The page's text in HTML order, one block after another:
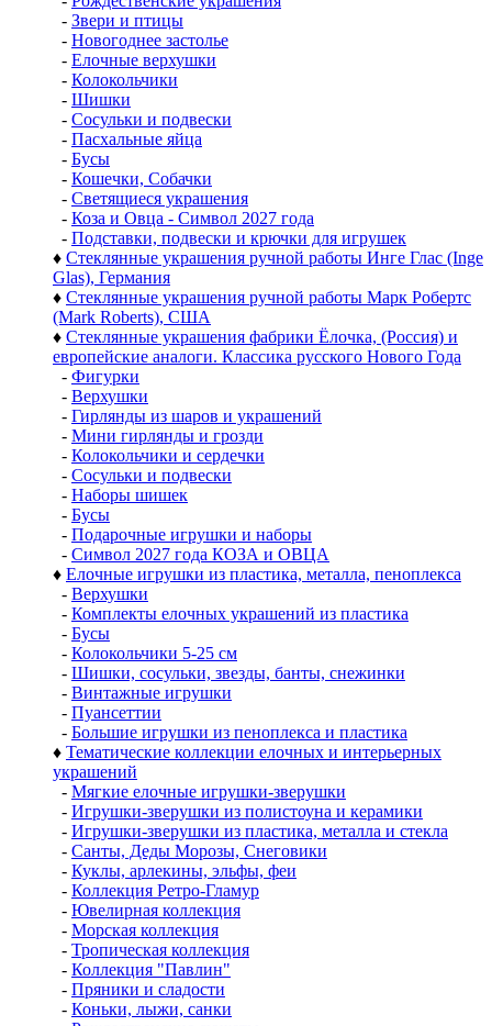
- Звери и птицы
- Новогоднее застолье
- Елочные верхушки
- Колокольчики
- Шишки
- Сосульки и подвески
- Пасхальные яйца
- Бусы
- Кошечки, Собачки
- Светящиеся украшения
- Коза и Овца - Символ 2027 года
- Подставки, подвески и крючки для игрушек
♦ Стеклянные украшения ручной работы Инге Глас (Inge
Glas), Германия
♦ Стеклянные украшения ручной работы Марк Робертс
(Mark Roberts), США
♦ Стеклянные украшения фабрики Ёлочка, (Россия) и
европейские аналоги. Классика русского Нового Года
- Фигурки
- Верхушки
- Гирлянды из шаров и украшений
- Мини гирлянды и грозди
- Колокольчики и сердечки
- Сосульки и подвески
- Наборы шишек
- Бусы
- Подарочные игрушки и наборы
- Символ 2027 года КОЗА и ОВЦА
♦ Елочные игрушки из пластика, металла, пеноплекса
- Верхушки
- Комплекты елочных украшений из пластика
- Бусы
- Колокольчики 5-25 см
- Шишки, сосульки, звезды, банты, снежинки
- Винтажные игрушки
- Пуансеттии
- Большие игрушки из пеноплекса и пластика
♦ Тематические коллекции елочных и интерьерных
украшений
- Мягкие елочные игрушки-зверушки
- Игрушки-зверушки из полистоуна и керамики
- Игрушки-зверушки из пластика, металла и стекла
- Санты, Деды Морозы, Снеговики
- Куклы, арлекины, эльфы, феи
- Коллекция Ретро-Гламур
- Ювелирная коллекция
- Морская коллекция
- Тропическая коллекция
- Коллекция "Павлин"
- Пряники и сладости
- Коньки, лыжи, санки